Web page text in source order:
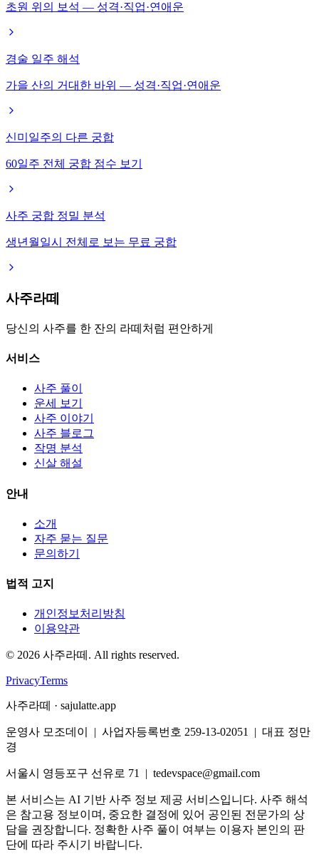
초원 위의 보석 — 성격·직업·연애운
경술 일주 해석
가을 산의 거대한 바위 — 성격·직업·연애운
신미일주의 다른 궁합
60일주 전체 궁합 점수 보기
사주 궁합 정밀 분석
생년월일시 전체로 보는 무료 궁합
사주라떼
당신의 사주를 한 잔의 라떼처럼 편안하게
서비스
사주 풀이
운세 보기
사주 이야기
사주 블로그
작명 분석
신살 해설
안내
소개
자주 묻는 질문
문의하기
법적 고지
개인정보처리방침
이용약관
© 2026 사주라떼. All rights reserved.
PrivacyTerms
사주라떼 · sajulatte.app
운영사 모조데이 | 사업자등록번호 259-13-02051 | 대표 정만
경
서울시 영등포구 선유로 71 | tedevspace@gmail.com
본 서비스는 AI 기반 사주 정보 제공 서비스입니다. 사주 해석
은 참고용 정보이며, 중요한 결정에 있어 공인된 전문가의 상
담을 권장합니다. 정확한 사주 풀이 여부는 이용자 본인의 판
단에 따라 주시기 바랍니다.